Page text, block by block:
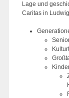
Lage und
Caritas in